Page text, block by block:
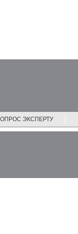
ЭКСПЕРТУ